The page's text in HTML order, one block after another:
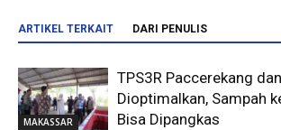
ARTIKEL TERKAIT DARI PENULIS
MAKASSAR
TPS3R Paccerekang
Dioptimalkan, Sampah
Bisa Dipangkas